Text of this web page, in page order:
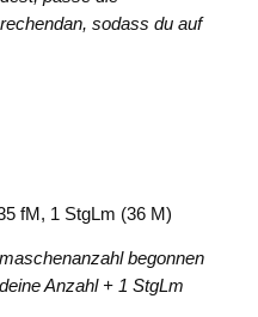
sodass du auf
fM, 1 StgLm (36 M)
begonnen
Anzahl + 1 StgLm